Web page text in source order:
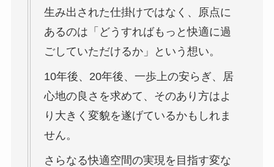
生み出された仕掛けではなく、原点に
あるのは「どうすればもっと快適に過
ごしていただけるか」という想い。
10年後、20年後、一歩上の安らぎ、居
心地の良さを求めて、そのあり方はよ
り大きく変貌を遂げているかもしれま
せん。
さらなる快適空間の実現を目指す変な